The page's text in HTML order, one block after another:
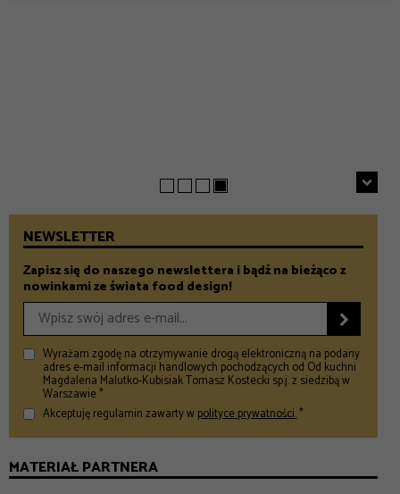
NEWSLETTER
Zapisz się do naszego newslettera i bądź na bieżąco z
nowinkami ze świata food design!

Wyrażam zgodę na otrzymywanie drogą elektroniczną na podany
adres e-mail informacji handlowych pochodzących od Od kuchni
Magdalena Malutko-Kubisiak Tomasz Kostecki sp.j. z siedzibą w
Warszawie *
Akceptuję regulamin zawarty wpolityce prywatności.*
MATERIAŁ PARTNERA